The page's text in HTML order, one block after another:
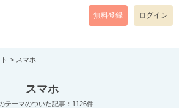
code=0 mode=return level=notice
無料登録 ログイン
スマホ
スマホ
テーマのついた記事：1126件